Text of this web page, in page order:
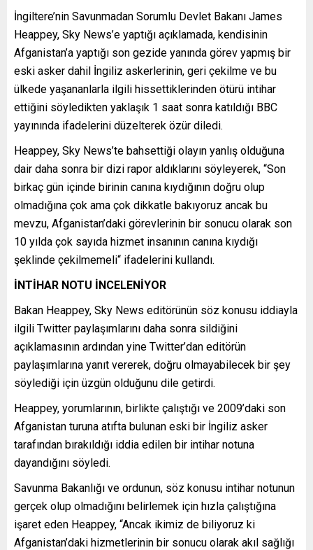
İngiltere’nin Savunmadan Sorumlu Devlet Bakanı James
Heappey, Sky News’e yaptığı açıklamada, kendisinin
Afganistan’a yaptığı son gezide yanında görev yapmış bir
eski asker dahil İngiliz askerlerinin, geri çekilme ve bu
ülkede yaşananlarla ilgili hissettiklerinden ötürü intihar
ettiğini söyledikten yaklaşık 1 saat sonra katıldığı BBC
yayınında ifadelerini düzelterek özür diledi.
Heappey, Sky News’te bahsettiği olayın yanlış olduğuna
dair daha sonra bir dizi rapor aldıklarını söyleyerek, “Son
birkaç gün içinde birinin canına kıydığının doğru olup
olmadığına çok ama çok dikkatle bakıyoruz ancak bu
mevzu, Afganistan’daki görevlerinin bir sonucu olarak son
10 yılda çok sayıda hizmet insanının canına kıydığı
şeklinde çekilmemeli“ ifadelerini kullandı.
İNTİHAR NOTU İNCELENİYOR
Bakan Heappey, Sky News editörünün söz konusu iddiayla
ilgili Twitter paylaşımlarını daha sonra sildiğini
açıklamasının ardından yine Twitter’dan editörün
paylaşımlarına yanıt vererek, doğru olmayabilecek bir şey
söylediği için üzgün olduğunu dile getirdi.
Heappey, yorumlarının, birlikte çalıştığı ve 2009’daki son
Afganistan turuna atıfta bulunan eski bir İngiliz asker
tarafından bırakıldığı iddia edilen bir intihar notuna
dayandığını söyledi.
Savunma Bakanlığı ve ordunun, söz konusu intihar notunun
gerçek olup olmadığını belirlemek için hızla çalıştığına
işaret eden Heappey, “Ancak ikimiz de biliyoruz ki
Afganistan’daki hizmetlerinin bir sonucu olarak akıl sağlığı